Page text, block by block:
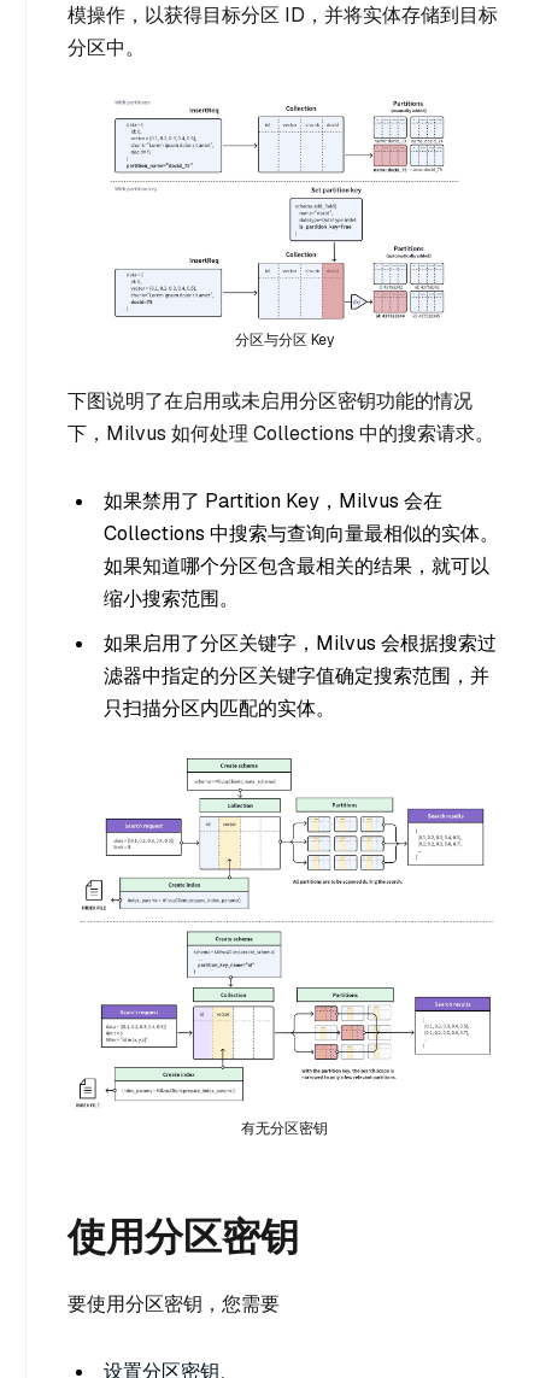
模操作，以获得目标分区 ID，并将实体存储到目标
分区中。
分区与分区 Key
下图说明了在启用或未启用分区密钥功能的情况
下，Milvus 如何处理 Collections 中的搜索请求。
如果禁用了 Partition Key，Milvus 会在
Collections 中搜索与查询向量最相似的实体。
如果知道哪个分区包含最相关的结果，就可以
缩小搜索范围。
如果启用了分区关键字，Milvus 会根据搜索过
滤器中指定的分区关键字值确定搜索范围，并
只扫描分区内匹配的实体。
有无分区密钥
使用分区密钥
要使用分区密钥，您需要
设置分区密钥、